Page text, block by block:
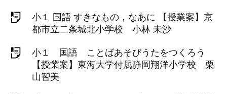
小１ 国語 すきなもの，なあに 【授業案】京
都市立二条城北小学校 小林 未沙
小１ 国語 ことばあそびうたをつくろう
【授業案】東海大学付属静岡翔洋小学校 栗
山智美